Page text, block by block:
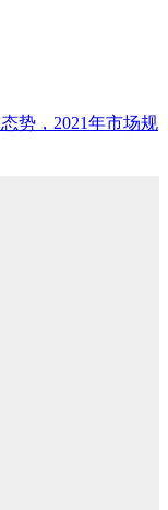
势，2021年市场规